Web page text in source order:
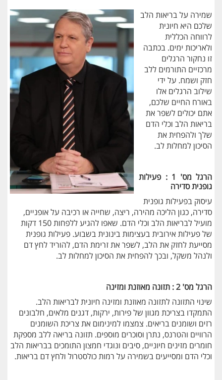
שמירה על בריאות הלב
שלכם היא חיונית
לרווחה הכללית
ולאריכות ימים. בכתבה
זו נחקור הרגלים
מרכזיים התורמים ללב
חזק ושמח. על ידי
שילוב הרגלים אלו
באורח החיים שלכם,
אתם יכולים לשפר את
בריאות הלב וכלי הדם
שלך ולהפחית את
הסיכון למחלות לב.
הרגל מס' 1 : פעילות
גופנית סדירה
עיסוק בפעילות גופנית
סדירה, כגון הליכה מהירה, ריצה, שחייה או רכיבה על אופניים,
מועיל לבריאות הלב וכלי הדם. שאפו להגיע ללפחות 150 דקות
של פעילות אירובית בעצימות בינונית בשבוע. פעילות גופנית
מסייעת לחזק את הלב, לשפר את זרימת הדם, להוריד לחץ דם
ולנהל משקל, ובכך להפחית את הסיכון למחלות לב.
הרגל מס' 2 : תזונה מאוזנת ומזינה
שינוי התזונה לתזונה מאוזנת ומזינה חיונית לבריאות הלב.
התמקדו בצריכת מגוון של פירות, ירקות, דגנים מלאים, חלבונים
רזים ושומנים בריאים. צמצמו למינימום את צריכת השומנים
הרוויים והטרנס, נתרן וסוכרים מוספים. תזונה בריאה ללב מספקת
חומרים מזינים חיוניים, סיבים ונוגדי חמצון התומכים בבריאות הלב
וכלי הדם ומסייעים בשמירה על רמות כולסטרול ולחץ דם בריאות.